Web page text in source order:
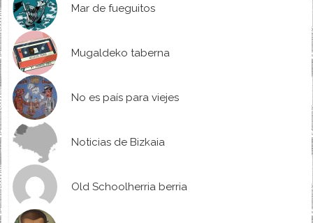
Mar de fueguitos
Mugaldeko taberna
No es país para viejes
Noticias de Bizkaia
Old Schoolherria berria